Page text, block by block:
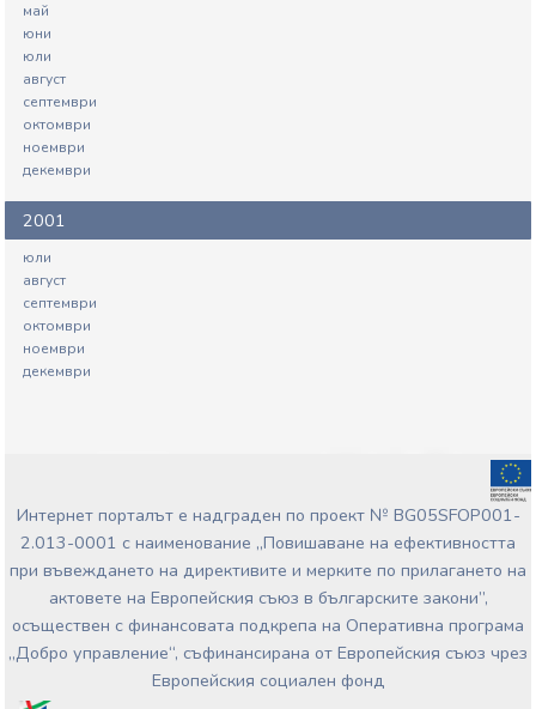
май
юни
юли
август
септември
октомври
ноември
декември
2001
юли
август
септември
октомври
ноември
декември
Интернет порталът е надграден по проект № BG05SFOP001-
2.013-0001 с наименование „Повишаване на ефективността
при въвеждането на директивите и мерките по прилагането на
актовете на Европейския съюз в българските закони”,
осъществен с финансовата подкрепа на Оперативна програма
„Добро управление“, съфинансирана от Европейския съюз чрез
Европейския социален фонд